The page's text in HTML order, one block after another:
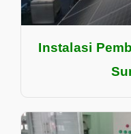
Instalasi